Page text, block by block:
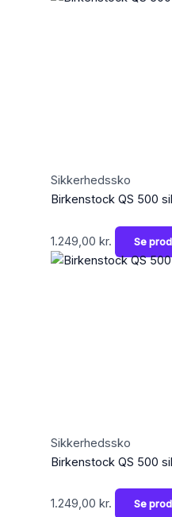
Sikkerhedssko
Birkenstock QS 500
1.249,00 kr. Se
Sikkerhedssko
Birkenstock QS 500
1.249,00 kr. Se